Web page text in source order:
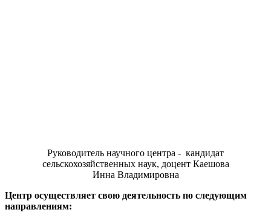
Руководитель научного центра - кандидат
сельскохозяйственных наук, доцент Каешова
Инна Владимировна
Центр осуществляет свою деятельность по следующим
направлениям: